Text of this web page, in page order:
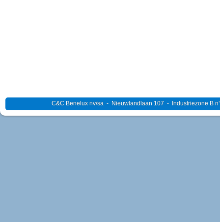
C&C Benelux nv/sa - Nieuwlandlaan 107 - Industriezone B